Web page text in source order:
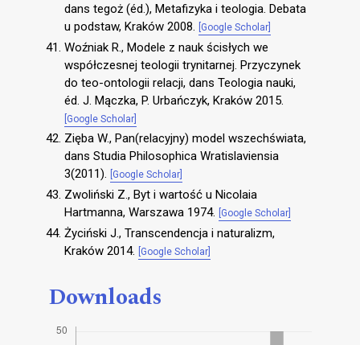
dans tegoż (éd.), Metafizyka i teologia. Debata
u podstaw, Kraków 2008.
[Google Scholar]
Woźniak R., Modele z nauk ścisłych we
współczesnej teologii trynitarnej. Przyczynek
do teo-ontologii relacji, dans Teologia nauki,
éd. J. Mączka, P. Urbańczyk, Kraków 2015.
[Google Scholar]
Zięba W., Pan(relacyjny) model wszechświata,
dans Studia Philosophica Wratislaviensia
3(2011).
[Google Scholar]
Zwoliński Z., Byt i wartość u Nicolaia
Hartmanna, Warszawa 1974.
[Google Scholar]
Życiński J., Transcendencja i naturalizm,
Kraków 2014.
[Google Scholar]
Downloads